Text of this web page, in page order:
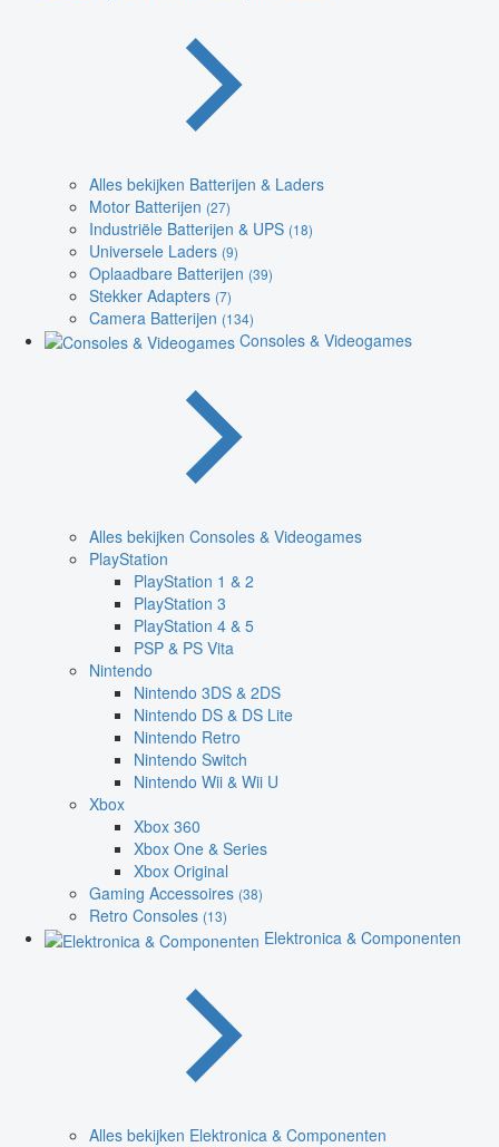
Alles bekijken Batterijen & Laders
Motor Batterijen (27)
Industriële Batterijen & UPS (18)
Universele Laders (9)
Oplaadbare Batterijen (39)
Stekker Adapters (7)
Camera Batterijen (134)
Consoles & Videogames
Alles bekijken Consoles & Videogames
PlayStation
PlayStation 1 & 2
PlayStation 3
PlayStation 4 & 5
PSP & PS Vita
Nintendo
Nintendo 3DS & 2DS
Nintendo DS & DS Lite
Nintendo Retro
Nintendo Switch
Nintendo Wii & Wii U
Xbox
Xbox 360
Xbox One & Series
Xbox Original
Gaming Accessoires (38)
Retro Consoles (13)
Elektronica & Componenten
Alles bekijken Elektronica & Componenten